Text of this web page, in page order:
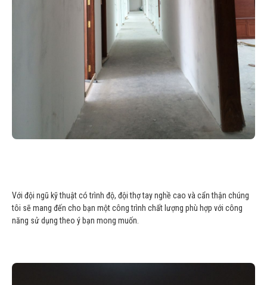
Với đội ngũ kỹ thuật có trình độ, đội thợ tay nghề cao và cẩn thận chúng
tôi sẽ mang đến cho bạn một công trình chất lượng phù hợp với công
năng sử dụng theo ý bạn mong muốn.